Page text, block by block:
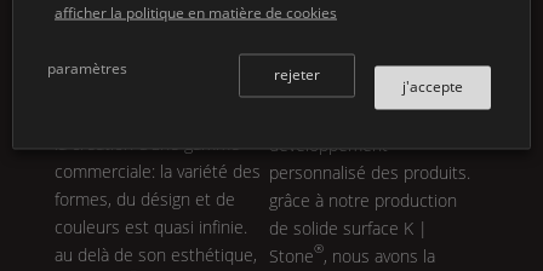
finitions
la création d‘une gamme
commerciale: la variété des
formes, du désign et de
couleurs est quasi infinie.
au delà de son esthétique,
personnalisation
l’idée fondamentale
d’évolution est mise en
développement
personnalisé des produits.
grâce à notre production
de solide surface K |
Stone®, nous avons la
afficher la politique en matière de cookies
paramètres
j'accepte
rejeter